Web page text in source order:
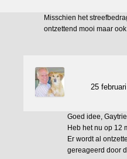
Misschien het
ontzettend mooi maar
25
Goed idee,
Heb het nu op 12
Er wordt al
gereageerd door